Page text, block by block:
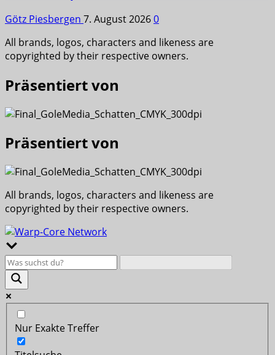
Götz Piesbergen 7. August 20260
All brands, logos, characters and likeness are
copyrighted by their respective owners.
Präsentiert von
Präsentiert von
All brands, logos, characters and likeness are
copyrighted by their respective owners.
Nur Exakte Treffer